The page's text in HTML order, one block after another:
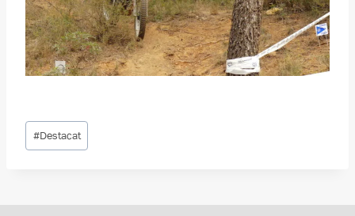
Etiquetes
d'entrada
#Destacat